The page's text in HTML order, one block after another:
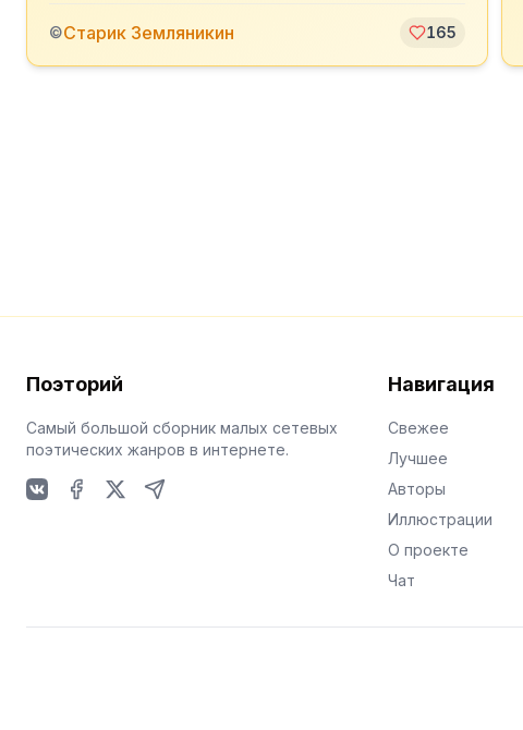
©Старик Земляникин 165
Поэторий
Самый большой сборник малых сетевых
поэтических жанров в интернете.
Навигация
Свежее
Лучшее
Авторы
Иллюстрации
О проекте
Чат